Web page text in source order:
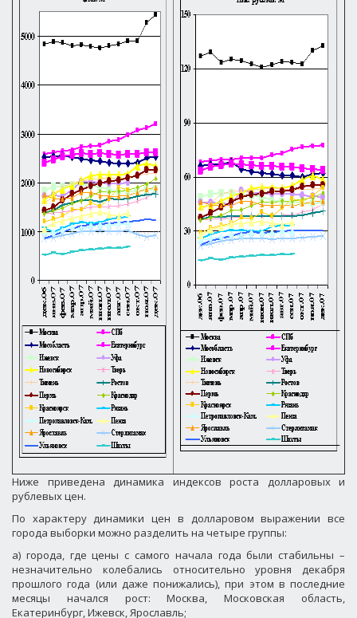
Ниже приведена динамика индексов роста долларовых и
рублевых цен.
По характеру динамики цен в долларовом выражении все
города выборки можно разделить на четыре группы:
а) города, где цены с самого начала года были стабильны –
незначительно колебались относительно уровня декабря
прошлого года (или даже понижались), при этом в последние
месяцы начался рост: Москва, Московская область,
Екатеринбург, Ижевск, Ярославль;